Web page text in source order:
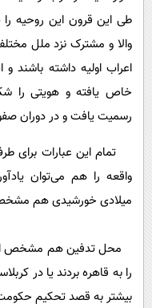
طی این قرون این روحیه
والا و مشترک نزد ملل
اعراب اولیه داشته
رسمیت یافت و در دوران
تمام این عبارات برای
واقعه را هم می‌توان
میلادی خورشیدی هم
محل تدفین هم مشخص
را به قاهره بردند یا در
بیشتر به قصد تحکیم